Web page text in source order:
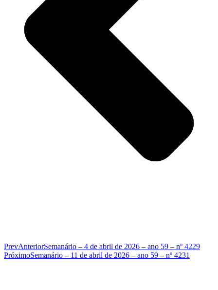
PrevAnteriorSemanário – 4 de abril de 2026 – ano 59 – nº 4229
PróximoSemanário – 11 de abril de 2026 – ano 59 – nº 4231